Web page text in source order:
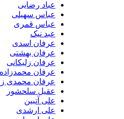
عباد رضایی
عباس سهیلی
عباس قمری
عبد نیک
عرفان اسدی
عرفان بهشتی
عرفان زلیکانی
عرفان محمدزاده و
عرفان محمدی زاده
عقیل سلحشور
علی آتبین
علی ارشدی